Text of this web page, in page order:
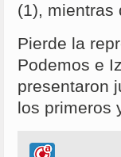
(1), mientras
Pierde la
Podemos e
presentaron
los primeros